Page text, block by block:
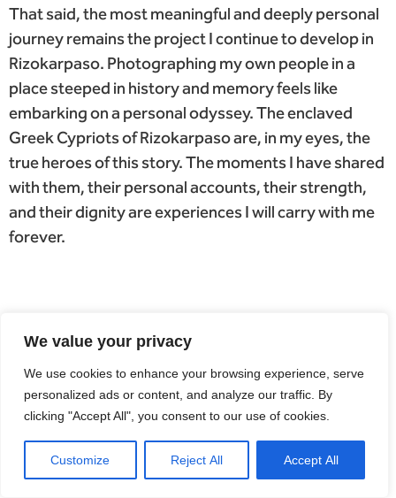
We value your privacy
We use cookies to enhance your browsing experience, serve
personalized ads or content, and analyze our traffic. By
clicking "Accept All", you consent to our use of cookies.
Customize Reject All Accept All
That said, the most meaningful and deeply personal
journey remains the project I continue to develop in
Rizokarpaso. Photographing my own people in a
place steeped in history and memory feels like
embarking on a personal odyssey. The enclaved
Greek Cypriots of Rizokarpaso are, in my eyes, the
true heroes of this story. The moments I have shared
with them, their personal accounts, their strength,
and their dignity are experiences I will carry with me
forever.
Awards for your portrait “Priest.” Tell us about
that defining moment in your career and the
remarkable story behind the photograph.
Winning the Grand Prize at the Spotlight Awards was
undoubtedly one of the most significant moments of
my career. Beyond the recognition itself, one of my